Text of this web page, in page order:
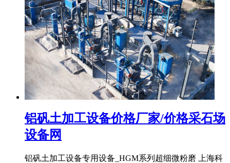
铝矾土加工设备价格厂家/价格采石场
设备网
铝矾土加工设备专用设备_HGM系列超细微粉磨 上海科